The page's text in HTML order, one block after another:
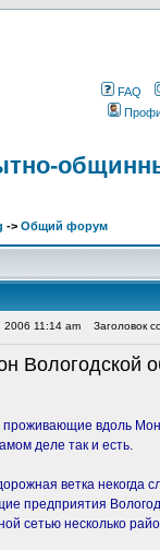
FAQ
-> Общий форум
11:14 am Заголовок
Вологодской
проживающие вдоль
деле так и есть.
ветка некогда
предприятия
сетью несколько